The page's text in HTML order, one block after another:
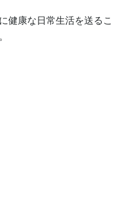
健康な日常生活を送るこ